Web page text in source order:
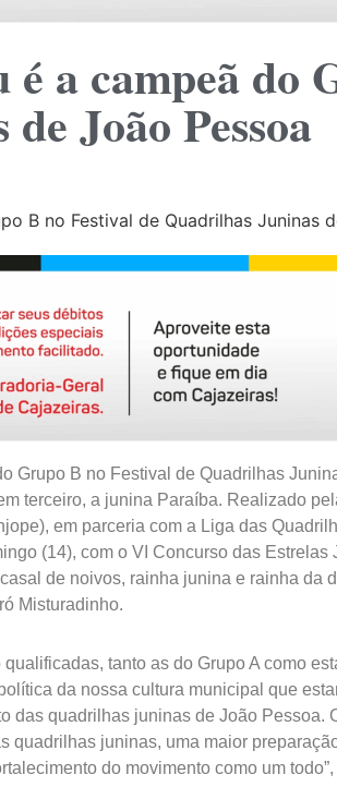
a campeã do
João Pessoa
Grupo B no Festival de Quadrilhas
terceiro, a junina Paraíba. Realizado
em parceria com a Liga das
(14), com o VI Concurso das Estrelas
de noivos, rainha junina e rainha da
Misturadinho.
tanto as do Grupo A como
da nossa cultura municipal que
das quadrilhas juninas de João Pessoa.
quadrilhas juninas, uma maior
do movimento como um